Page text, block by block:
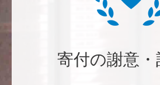
微力ながら後輩のみなさんのご活
<ラクロス部>寄付の謝意・